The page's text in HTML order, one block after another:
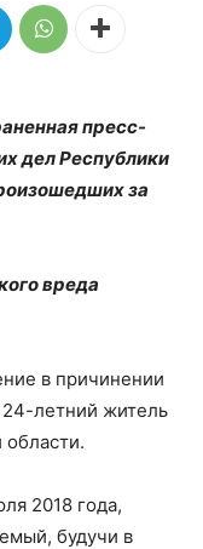
пресс-
дел Республики
за
вреда
в причинении
летний житель
области.
2018 года,
будучи в